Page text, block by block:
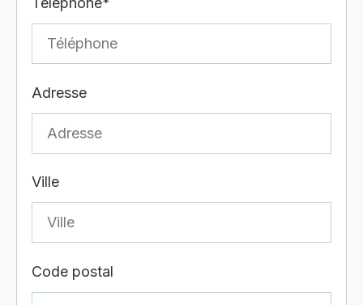
Adresse
Ville
Code postal